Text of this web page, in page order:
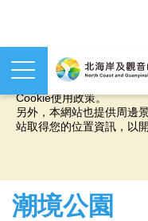
本網站使用cookies等相關
您提供更佳的體驗，當您
Cookie使用政策。
另外，本網站也提供周邊
站取得您的位置資訊，以
潮境公園